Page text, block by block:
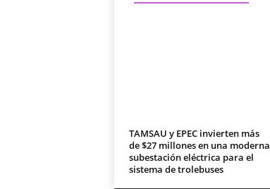
TAMSAU y EPEC invierten más
de $27 millones en una moderna
subestación eléctrica para el
sistema de trolebuses